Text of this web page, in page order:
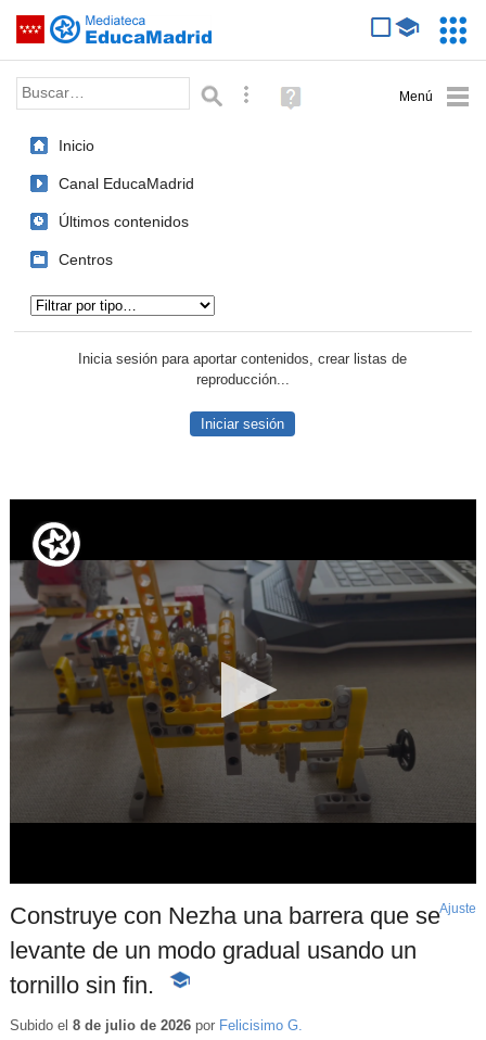
Saltar navegación
Palabra o frase: Búsqueda avanzada
Ayuda
(en
Inicio
Canal EducaMadrid
Últimos contenidos
Centros
Inicia sesión para aportar contenidos, crear listas de
reproducción...
Iniciar sesión
Construye con Nezha una barrera que se
levante de un modo gradual usando un
tornillo sin fin.
-
educativo
Ajuste
Subido el 8 de julio de 2026por Felicisimo G.